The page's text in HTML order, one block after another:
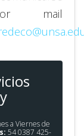
mail
a Viernes de
54 0387 425-